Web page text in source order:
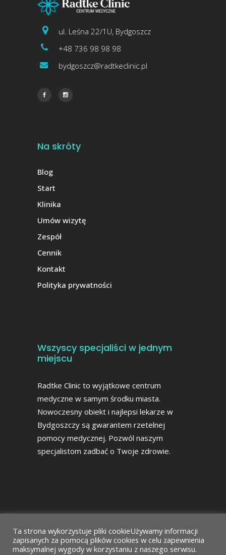
ul. Leśna 22/1U, Bydgoszcz
+48 736 98 98 98
bydgoszcz@radtkeclinic.pl
Na skróty
Blog
Start
Klinika
Umów wizytę
Zespół
Cennik
Kontakt
Polityka prywatności
Wszyscy specjaliści w jednym
miejscu
Radtke Clinic to wyjątkowe centrum
medyczne w samym środku miasta.
Nowoczesny obiekt i najlepsi lekarze w
Bydgoszczy są gwarantem rzetelnej
pomocy medycznej. Pozwól naszym
specjalistom zadbać o Twoje zdrowie.
Ta strona wykorzystuje pliki cookieUżywamy informacji
zapisanych za pomocą plików cookies w celu zapewnienia
maksymalnej wygody w korzystaniu z naszego serwisu.